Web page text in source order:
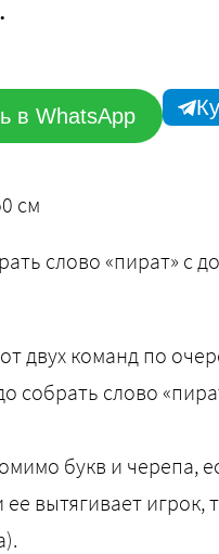
в WhatsApp
см
слово «пират» с
двух команд по
собрать слово
букв и черепа,
ее вытягивает игрок,